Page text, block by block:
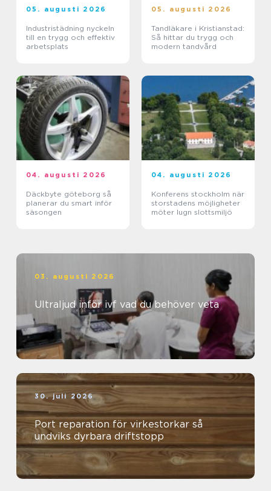
05. augusti 2026
Industristädning nyckeln
till en trygg och effektiv
arbetsplats
05. augusti 2026
Tandläkare i Kristianstad:
Så hittar du trygg och
modern tandvård
04. augusti 2026
Däckbyte göteborg så
planerar du smart inför
säsongen
04. augusti 2026
Konferens stockholm när
storstadens möjligheter
möter lugn slottsmiljö
03. augusti 2026
Ultraljud inför ivf vad du behöver veta
30. juli 2026
Port reparation för virkestorkar så
undviks dyrbara driftstopp